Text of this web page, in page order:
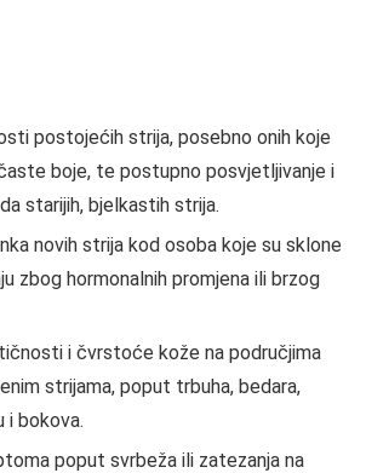
postojećih strija, posebno onih koje
boje, te postupno posvjetljivanje i
starijih, bjelkastih strija.
novih strija kod osoba koje su sklone
zbog hormonalnih promjena ili brzog
i čvrstoće kože na područjima
strijama, poput trbuha, bedara,
i bokova.
poput svrbeža ili zatezanja na